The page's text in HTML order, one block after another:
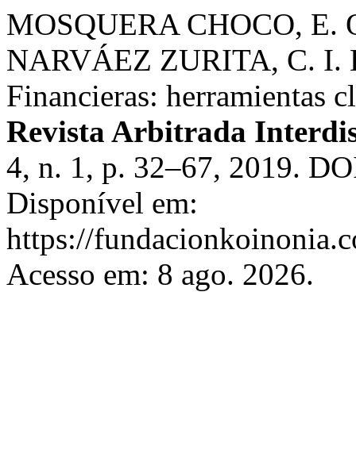
MOSQUERA CHOCO, E.
NARVÁEZ ZURITA, C. I.
Financieras: herramientas
Revista Arbitrada
4, n. 1, p. 32–67, 2019.
Disponível em:
https://
Acesso em: 8 ago. 2026.